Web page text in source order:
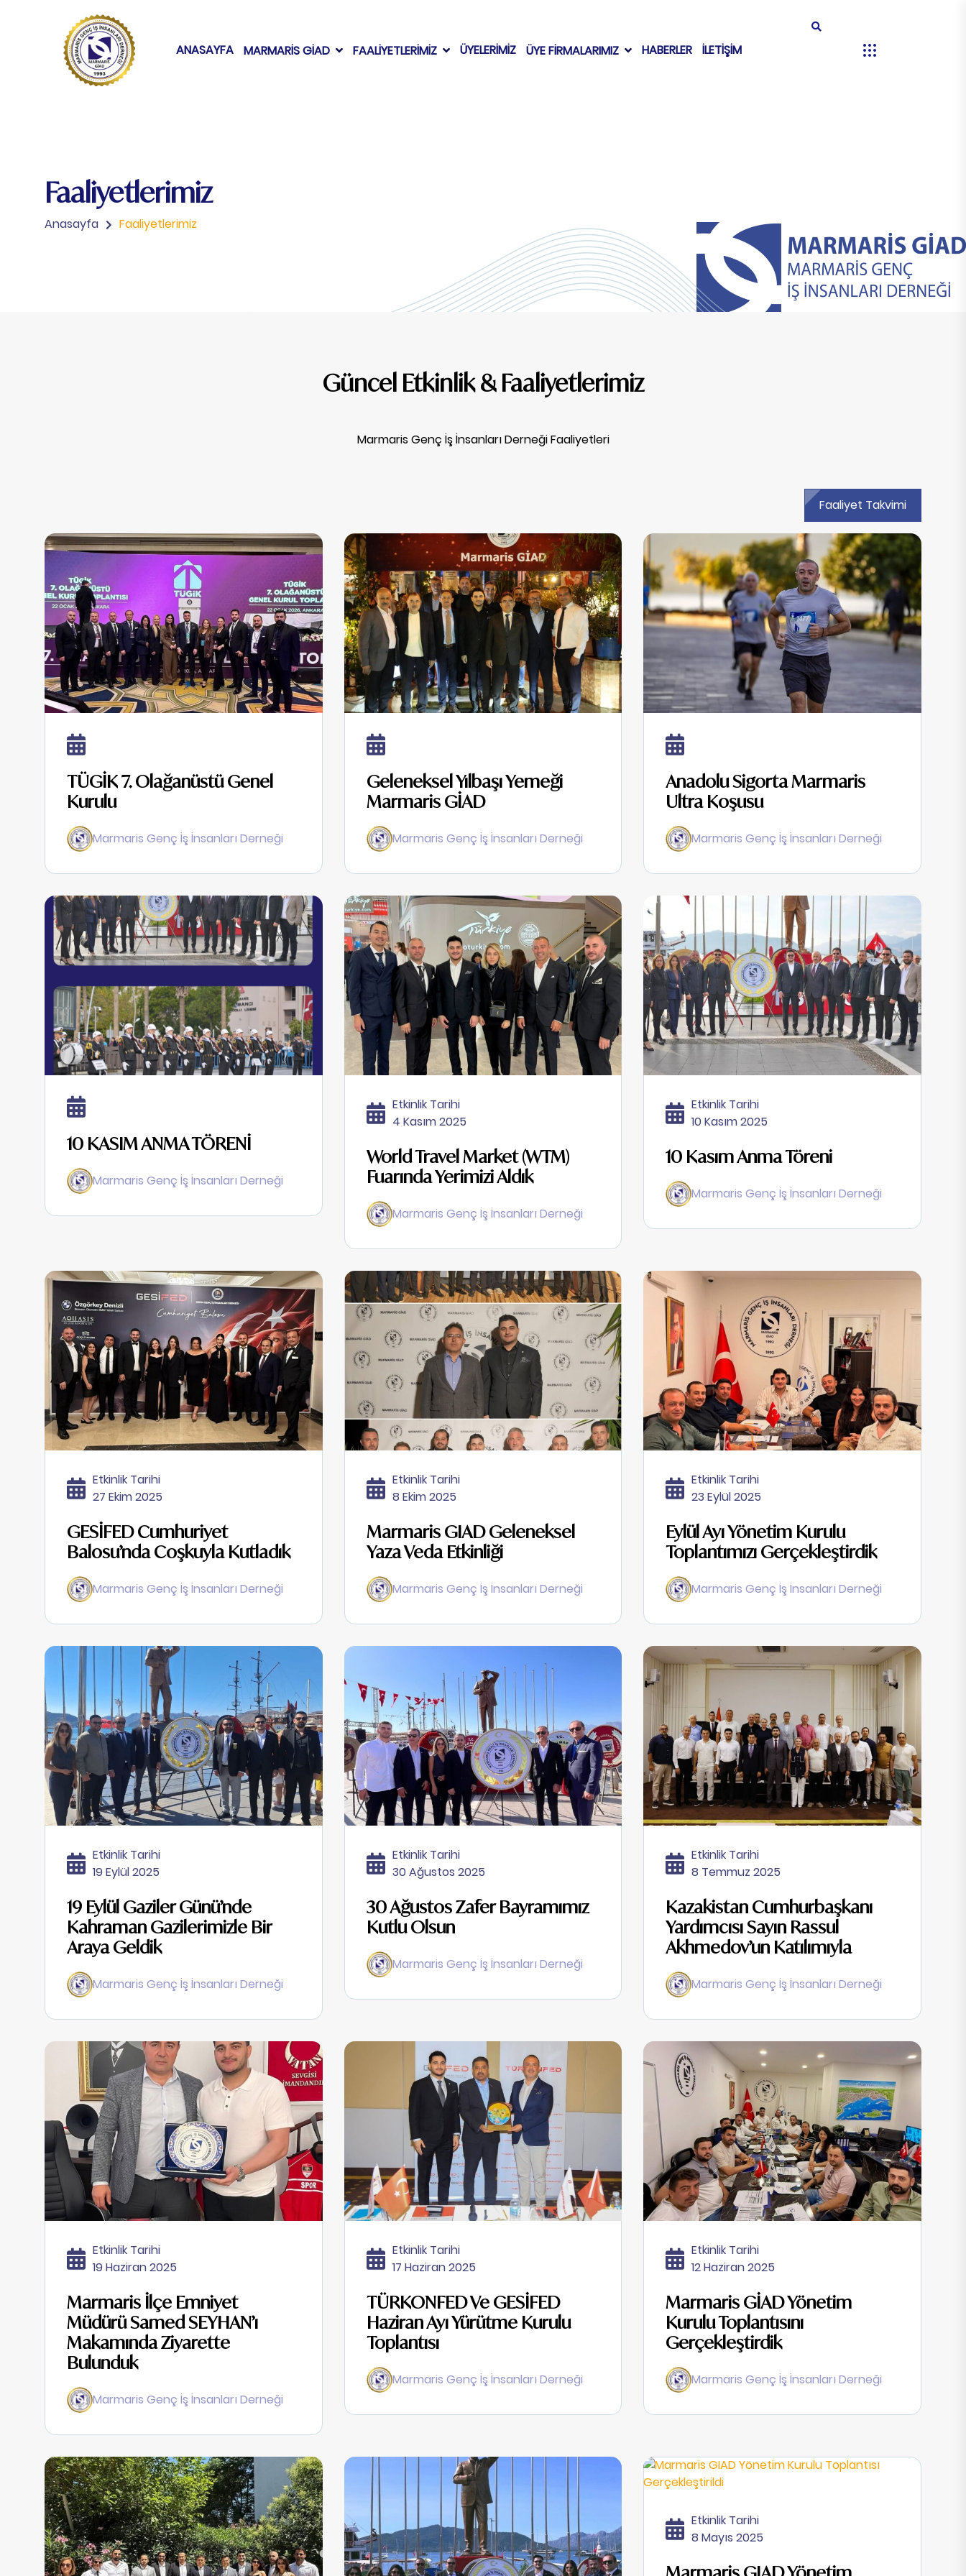
ANASAYFA MARMARİS GİAD FAALİYETLERİMİZ ÜYELERİMİZ ÜYE FİRMALARIMIZ HABERLER İLETİŞİM
Faaliyetlerimiz
Anasayfa Faaliyetlerimiz
Güncel Etkinlik & Faaliyetlerimiz
Marmaris Genç İş İnsanları Derneği Faaliyetleri
Faaliyet Takvimi
TÜGİK 7. Olağanüstü Genel
Kurulu
Marmaris Genç İş İnsanları Derneği
Geleneksel Yılbaşı Yemeği
Marmaris GİAD
Marmaris Genç İş İnsanları Derneği
Anadolu Sigorta Marmaris
Ultra Koşusu
Marmaris Genç İş İnsanları Derneği
10 KASIM ANMA TÖRENİ
Marmaris Genç İş İnsanları Derneği
Etkinlik Tarihi
4 Kasım 2025
World Travel Market (WTM)
Fuarında Yerimizi Aldık
Marmaris Genç İş İnsanları Derneği
Etkinlik Tarihi
10 Kasım 2025
10 Kasım Anma Töreni
Marmaris Genç İş İnsanları Derneği
Etkinlik Tarihi
27 Ekim 2025
GESİFED Cumhuriyet
Balosu’nda Coşkuyla Kutladık
Marmaris Genç İş İnsanları Derneği
Etkinlik Tarihi
8 Ekim 2025
Marmaris GIAD Geleneksel
Yaza Veda Etkinliği
Marmaris Genç İş İnsanları Derneği
Etkinlik Tarihi
23 Eylül 2025
Eylül Ayı Yönetim Kurulu
Toplantımızı Gerçekleştirdik
Marmaris Genç İş İnsanları Derneği
Etkinlik Tarihi
19 Eylül 2025
19 Eylül Gaziler Günü’nde
Kahraman Gazilerimizle Bir
Araya Geldik
Marmaris Genç İş İnsanları Derneği
Etkinlik Tarihi
30 Ağustos 2025
30 Ağustos Zafer Bayramımız
Kutlu Olsun
Marmaris Genç İş İnsanları Derneği
Etkinlik Tarihi
8 Temmuz 2025
Kazakistan Cumhurbaşkanı
Yardımcısı Sayın Rassul
Akhmedov’un Katılımıyla
Marmaris Genç İş İnsanları Derneği
Etkinlik Tarihi
19 Haziran 2025
Marmaris İlçe Emniyet
Müdürü Samed SEYHAN’ı
Makamında Ziyarette
Bulunduk
Marmaris Genç İş İnsanları Derneği
Etkinlik Tarihi
17 Haziran 2025
TÜRKONFED Ve GESİFED
Haziran Ayı Yürütme Kurulu
Toplantısı
Marmaris Genç İş İnsanları Derneği
Etkinlik Tarihi
12 Haziran 2025
Marmaris GİAD Yönetim
Kurulu Toplantısını
Gerçekleştirdik
Marmaris Genç İş İnsanları Derneği
Etkinlik Tarihi
8 Mayıs 2025